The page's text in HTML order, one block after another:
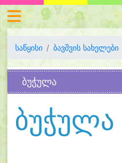
საწყისი ბავშვის სახელები
ბუჭულა
ბუჭულა